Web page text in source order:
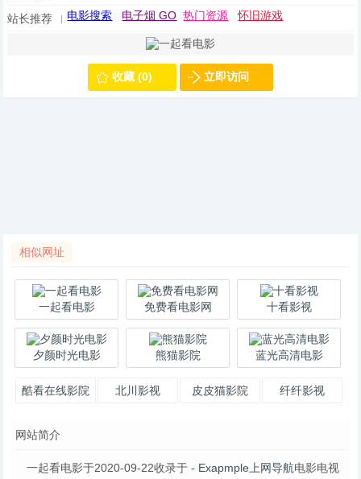
站长推荐
电影搜索 电子烟 GO 热门资源 怀旧游戏
收藏 (0) 立即访问
相似网址
一起看电影 免费看电影网 十看影视
夕颜时光电影 熊猫影院 蓝光高清电影
酷看在线影院 北川影视 皮皮猫影院 纤纤影视
网站简介
一起看电影于2020-09-22收录于 - Exapmple上网导航电影电视